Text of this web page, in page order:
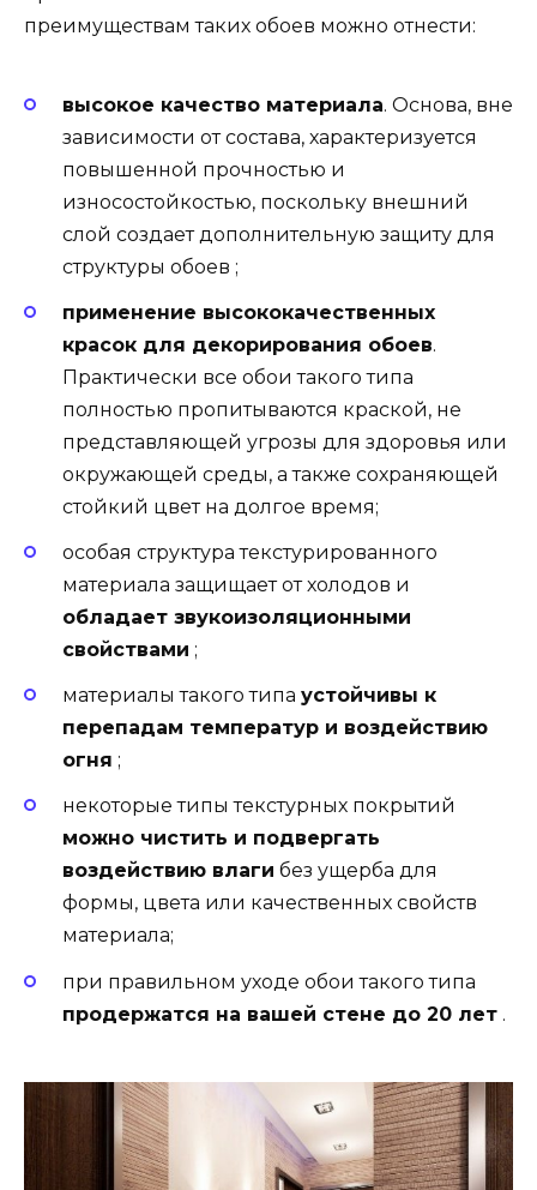
преимуществам таких обоев можно отнести:
высокое качество материала. Основа, вне
зависимости от состава, характеризуется
повышенной прочностью и
износостойкостью, поскольку внешний
слой создает дополнительную защиту для
структуры обоев ;
применение высококачественных
красок для декорирования обоев.
Практически все обои такого типа
полностью пропитываются краской, не
представляющей угрозы для здоровья или
окружающей среды, а также сохраняющей
стойкий цвет на долгое время;
особая структура текстурированного
материала защищает от холодов и
обладает звукоизоляционными
свойствами ;
материалы такого типа устойчивы к
перепадам температур и воздействию
огня ;
некоторые типы текстурных покрытий
можно чистить и подвергать
воздействию влаги без ущерба для
формы, цвета или качественных свойств
материала;
при правильном уходе обои такого типа
продержатся на вашей стене до 20 лет .